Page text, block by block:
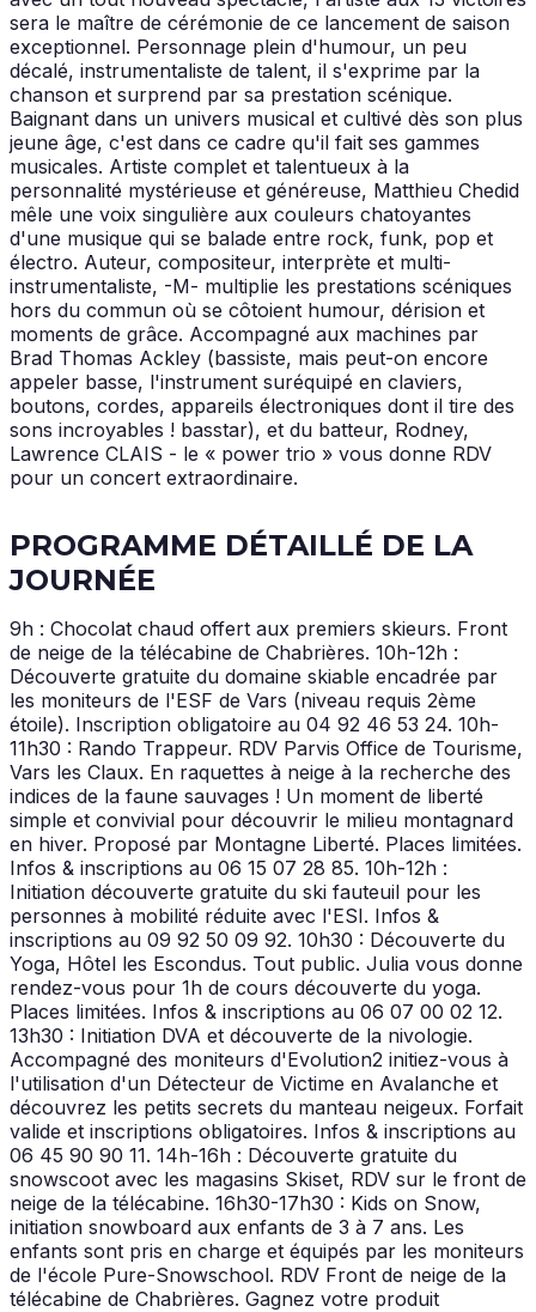
sera le maître de cérémonie de ce lancement de saison
exceptionnel. Personnage plein d'humour, un peu
décalé, instrumentaliste de talent, il s'exprime par la
chanson et surprend par sa prestation scénique.
Baignant dans un univers musical et cultivé dès son plus
jeune âge, c'est dans ce cadre qu'il fait ses gammes
musicales. Artiste complet et talentueux à la
personnalité mystérieuse et généreuse, Matthieu Chedid
mêle une voix singulière aux couleurs chatoyantes
d'une musique qui se balade entre rock, funk, pop et
électro. Auteur, compositeur, interprète et multi-
instrumentaliste, -M- multiplie les prestations scéniques
hors du commun où se côtoient humour, dérision et
moments de grâce. Accompagné aux machines par
Brad Thomas Ackley (bassiste, mais peut-on encore
appeler basse, l'instrument suréquipé en claviers,
boutons, cordes, appareils électroniques dont il tire des
sons incroyables ! basstar), et du batteur, Rodney,
Lawrence CLAIS - le « power trio » vous donne RDV
pour un concert extraordinaire.
PROGRAMME DÉTAILLÉ DE LA
JOURNÉE
9h : Chocolat chaud offert aux premiers skieurs. Front
de neige de la télécabine de Chabrières. 10h-12h :
Découverte gratuite du domaine skiable encadrée par
les moniteurs de l'ESF de Vars (niveau requis 2ème
étoile). Inscription obligatoire au 04 92 46 53 24. 10h-
11h30 : Rando Trappeur. RDV Parvis Office de Tourisme,
Vars les Claux. En raquettes à neige à la recherche des
indices de la faune sauvages ! Un moment de liberté
simple et convivial pour découvrir le milieu montagnard
en hiver. Proposé par Montagne Liberté. Places limitées.
Infos & inscriptions au 06 15 07 28 85. 10h-12h :
Initiation découverte gratuite du ski fauteuil pour les
personnes à mobilité réduite avec l'ESI. Infos &
inscriptions au 09 92 50 09 92. 10h30 : Découverte du
Yoga, Hôtel les Escondus. Tout public. Julia vous donne
rendez-vous pour 1h de cours découverte du yoga.
Places limitées. Infos & inscriptions au 06 07 00 02 12.
13h30 : Initiation DVA et découverte de la nivologie.
Accompagné des moniteurs d'Evolution2 initiez-vous à
l'utilisation d'un Détecteur de Victime en Avalanche et
découvrez les petits secrets du manteau neigeux. Forfait
valide et inscriptions obligatoires. Infos & inscriptions au
06 45 90 90 11. 14h-16h : Découverte gratuite du
snowscoot avec les magasins Skiset, RDV sur le front de
neige de la télécabine. 16h30-17h30 : Kids on Snow,
initiation snowboard aux enfants de 3 à 7 ans. Les
enfants sont pris en charge et équipés par les moniteurs
de l'école Pure-Snowschool. RDV Front de neige de la
télécabine de Chabrières. Gagnez votre produit